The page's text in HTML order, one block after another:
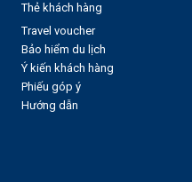
Thẻ khách hàng
Travel voucher
Bảo hiểm du lịch
Ý kiến khách hàng
Phiếu góp ý
Hướng dẫn